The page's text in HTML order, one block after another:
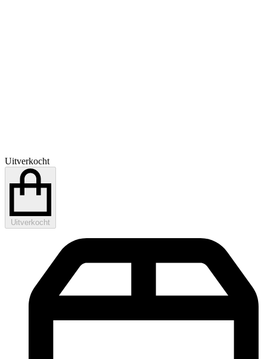
Uitverkocht
Uitverkocht